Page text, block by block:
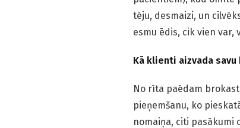
tēju, desmaizi, un
esmu ēdis, cik vien var,
Kā klienti aizvada savu
No rīta paēdam
pieņemšanu, ko
nomaiņa, citi pasākumi